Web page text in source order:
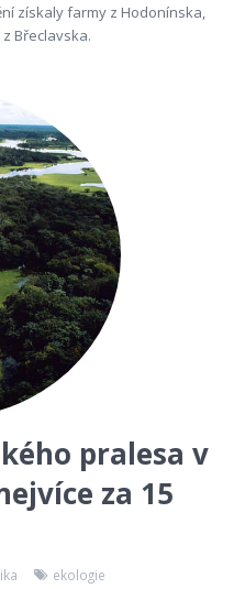
získaly farmy z Hodonínska,
Břeclavska.
pralesa v
za 15
ekologie